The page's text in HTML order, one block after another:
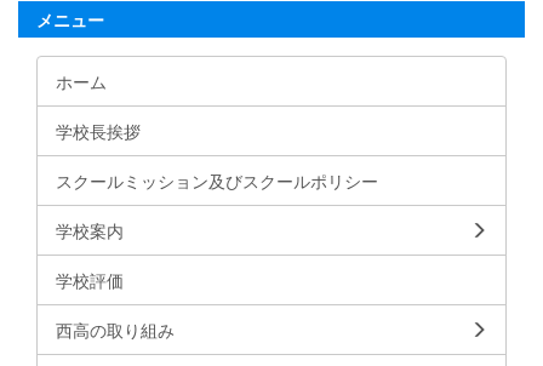
メニュー
ホーム
学校長挨拶
スクールミッション及びスクールポリシー
学校案内
学校評価
西高の取り組み